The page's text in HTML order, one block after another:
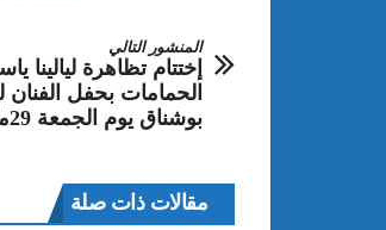
المنشور التالي
إختتام تظاهرة ليالينا
الحمامات بحفل
بوشناق يوم الجمعة 29مارس
مقالات ذات صلة